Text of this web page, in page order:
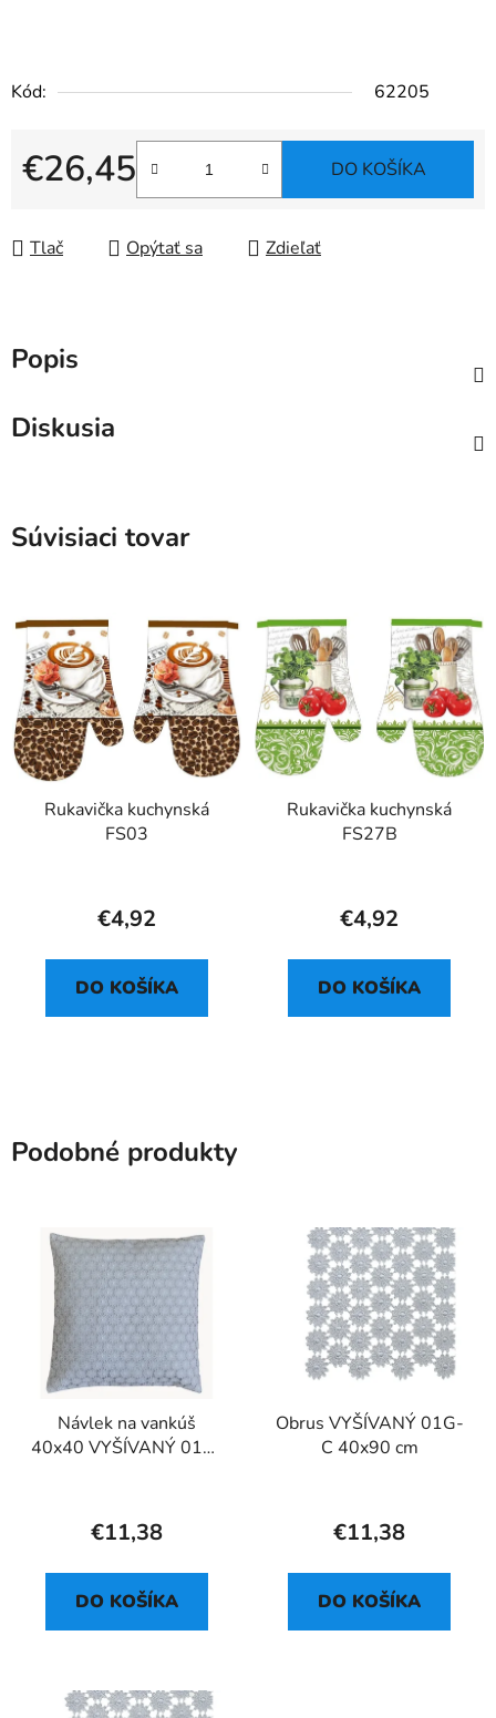
Kód: 62205
€26,45
Jednotková cena:
DO KOŠÍKA
Tlač Opýtať sa Zdieľať
Popis
Diskusia
Súvisiaci tovar
Rukavička kuchynská
FS03
€4,92
DO KOŠÍKA
Rukavička kuchynská
FS27B
€4,92
DO KOŠÍKA
Podobné produkty
Návlek na vankúš
40x40 VYŠÍVANÝ 01G-
€11,38
DO KOŠÍKA
Obrus VYŠÍVANÝ 01G-
C 40x90 cm
€11,38
DO KOŠÍKA